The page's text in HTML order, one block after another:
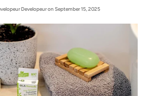
Developeuron September 15, 2025